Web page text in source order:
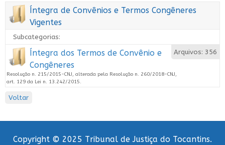
Íntegra de Convênios e Termos Congêneres
Vigentes
Subcategorias:
Arquivos: 356
Íntegra dos Termos de Convênio e
Congêneres
Resolução n. 215/2015-CNJ, alterada pela Resolução n. 260/2018-CNJ,
art. 129 da Lei n. 13.242/2015.
Voltar
Copyright © 2025 Tribunal de Justiça do Tocantins.